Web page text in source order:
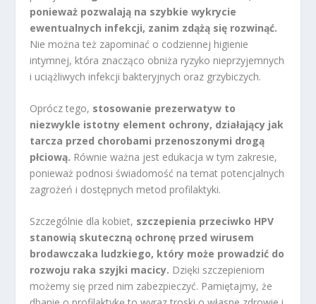
ponieważ pozwalają na szybkie wykrycie
ewentualnych infekcji, zanim zdążą się rozwinąć.
Nie można też zapominać o codziennej higienie
intymnej, która znacząco obniża ryzyko nieprzyjemnych
i uciążliwych infekcji bakteryjnych oraz grzybiczych.
Oprócz tego, stosowanie prezerwatyw to
niezwykle istotny element ochrony, działający jak
tarcza przed chorobami przenoszonymi drogą
płciową. Równie ważna jest edukacja w tym zakresie,
ponieważ podnosi świadomość na temat potencjalnych
zagrożeń i dostępnych metod profilaktyki.
Szczególnie dla kobiet, szczepienia przeciwko HPV
stanowią skuteczną ochronę przed wirusem
brodawczaka ludzkiego, który może prowadzić do
rozwoju raka szyjki macicy. Dzięki szczepieniom
możemy się przed nim zabezpieczyć. Pamiętajmy, że